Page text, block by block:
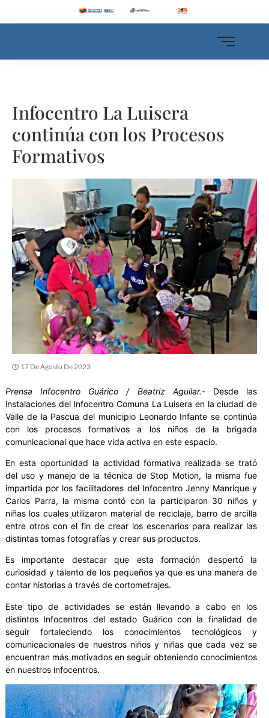
Infocentro La Luisera
continúa con los Procesos
Formativos
17 De Agosto De 2023
Prensa Infocentro Guárico / Beatriz Aguilar.-Desde las
instalaciones del Infocentro Comuna La Luisera en la ciudad de
Valle de la Pascua del municipio Leonardo Infante se continúa
con los procesos formativos a los niños de la brigada
comunicacional que hace vida activa en este espacio.
En esta oportunidad la actividad formativa realizada se trató
del uso y manejo de la técnica de Stop Motion, la misma fue
impartida por los facilitadores del Infocentro Jenny Manrique y
Carlos Parra, la misma contó con la participaron 30 niños y
niñas los cuales utilizaron material de reciclaje, barro de arcilla
entre otros con el fin de crear los escenarios para realizar las
distintas tomas fotografías y crear sus productos.
Es importante destacar que esta formación despertó la
curiosidad y talento de los pequeños ya que es una manera de
contar historias a través de cortometrajes.
Este tipo de actividades se están llevando a cabo en los
distintos Infocentros del estado Guárico con la finalidad de
seguir fortaleciendo los conocimientos tecnológicos y
comunicacionales de nuestros niños y niñas que cada vez se
encuentran más motivados en seguir obteniendo conocimientos
en nuestros infocentros.